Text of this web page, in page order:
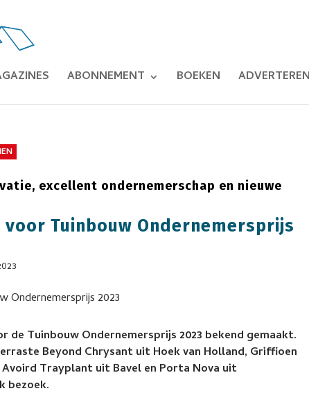
ABONNEMENT BOEKEN ADVERTEREN
excellent ondernemerschap en nieuwe
Tuinbouw Ondernemersprijs
de Tuinbouw Ondernemersprijs 2023 bekend gemaakt.
Beyond Chrysant uit Hoek van Holland, Griffioen
Trayplant uit Bavel en Porta Nova uit
bezoek.